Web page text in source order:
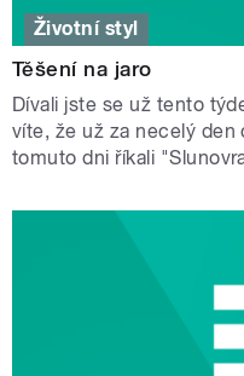
Životní styl
Těšení na jaro
Dívali jste se už tento
víte, že už za necelý den
tomuto dni říkali